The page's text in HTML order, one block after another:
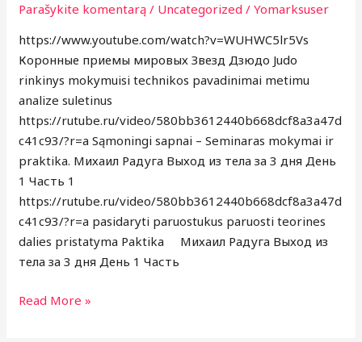
Parašykite komentarą / Uncategorized /Yomarksuser
https://www.youtube.com/watch?v=WUHWC5lr5Vs
Коронные приемы мировых Звезд Дзюдо Judo
rinkinys mokymuisi technikos pavadinimai metimu
analize suletinus
https://rutube.ru/video/580bb3612440b668dcf8a3a47d
c41c93/?r=a Sąmoningi sapnai – Seminaras mokymai ir
praktika. Михаил Радуга Выход из тела за 3 дня День
1 Часть 1
https://rutube.ru/video/580bb3612440b668dcf8a3a47d
c41c93/?r=a pasidaryti paruostukus paruosti teorines
dalies pristatyma Paktika Михаил Радуга Выход из
тела за 3 дня День 1 Часть
Read More »